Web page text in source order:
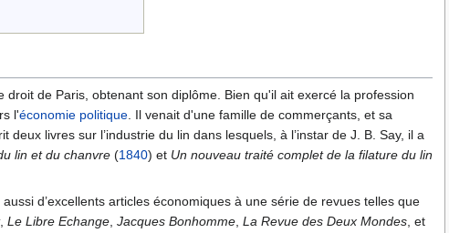
de Paris, obtenant son diplôme. Bien qu'il ait exercé la profession
l'économie politique. Il venait d'une famille de commerçants, et sa
livres sur l’industrie du lin dans lesquels, à l’instar de J. B. Say, il a
lin et du chanvre (1840) et Un nouveau traité complet de la filature du lin
aussi d’excellents articles économiques à une série de revues telles que
, Le Libre Echange, Jacques Bonhomme, La Revue des Deux Mondes, et